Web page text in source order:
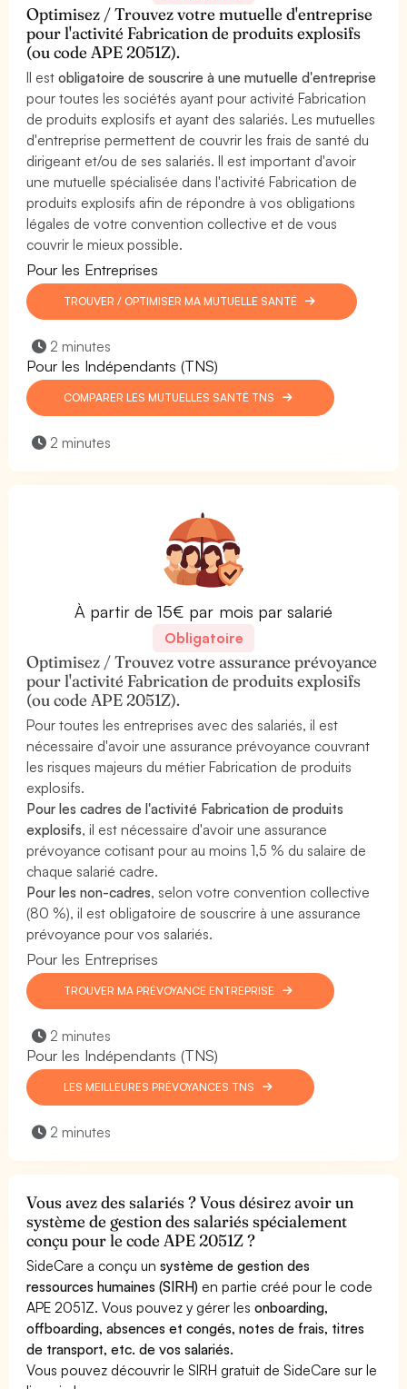
Optimisez / Trouvez votre mutuelle d'entreprise
pour l'activité Fabrication de produits explosifs
(ou code APE 2051Z).
Il estobligatoire de souscrire à une mutuelle d'entreprise
pour toutes les sociétés ayant pour activité Fabrication
de produits explosifs et ayant des salariés. Les mutuelles
d'entreprise permettent de couvrir les frais de santé du
dirigeant et/ou de ses salariés. Il est important d'avoir
une mutuelle spécialisée dans l'activité Fabrication de
produits explosifs afin de répondre à vos obligations
légales de votre convention collective et de vous
couvrir le mieux possible.
Pour les Entreprises
TROUVER / OPTIMISER MA MUTUELLE SANTÉ
2 minutes
Pour les Indépendants (TNS)
COMPARER LES MUTUELLES SANTÉ TNS
2 minutes
À partir de 15€ par mois par salarié
Obligatoire
Optimisez / Trouvez votre assurance prévoyance
pour l'activité Fabrication de produits explosifs
(ou code APE 2051Z).
Pour toutes les entreprises avec des salariés, il est
nécessaire d'avoir une assurance prévoyance couvrant
les risques majeurs du métier Fabrication de produits
explosifs.
Pour les cadres de l'activité Fabrication de produits
explosifs, il est nécessaire d'avoir une assurance
prévoyance cotisant pour au moins 1,5 % du salaire de
chaque salarié cadre.
Pour les non-cadres, selon votre convention collective
(80 %), il est obligatoire de souscrire à une assurance
prévoyance pour vos salariés.
Pour les Entreprises
TROUVER MA PRÉVOYANCE ENTREPRISE
2 minutes
Pour les Indépendants (TNS)
LES MEILLEURES PRÉVOYANCES TNS
2 minutes
Vous avez des salariés ? Vous désirez avoir un
système de gestion des salariés spécialement
conçu pour le code APE 2051Z ?
SideCare a conçu unsystème de gestion des
ressources humaines (SIRH) en partie créé pour le code
APE 2051Z. Vous pouvez y gérer lesonboarding,
offboarding, absences et congés, notes de frais, titres
de transport, etc. de vos salariés.
Vous pouvez découvrir le SIRH gratuit de SideCare sur le